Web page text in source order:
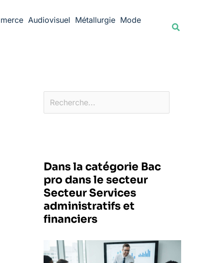
Audiovisuel Métallurgie Mode
Dans la catégorie Bac
pro dans le secteur
Secteur Services
administratifs et
financiers